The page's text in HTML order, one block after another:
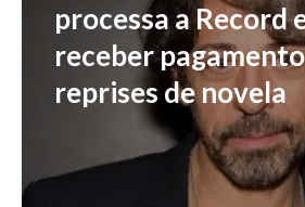
processa a Record
receber
reprises de novela